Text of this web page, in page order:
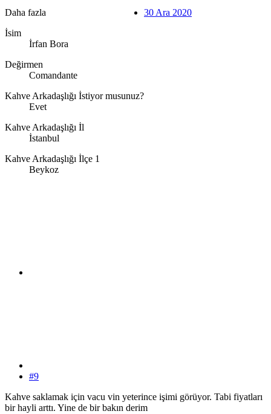
Daha fazla
İsim
İrfan Bora
Değirmen
Comandante
Kahve Arkadaşlığı İstiyor musunuz?
Evet
Kahve Arkadaşlığı İl
İstanbul
Kahve Arkadaşlığı İlçe 1
Beykoz
30 Ara 2020
#9
Kahve saklamak için vacu vin yeterince işimi görüyor. Tabi fiyatları
bir hayli arttı. Yine de bir bakın derim